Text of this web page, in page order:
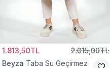
1.813,50TL 2.015,00TL
Beyza Taba Su Geçirmez